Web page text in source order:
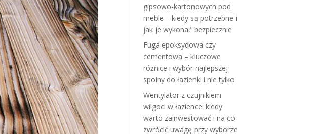
gipsowo-kartonowych pod
meble – kiedy są potrzebne i
jak je wykonać bezpiecznie
Fuga epoksydowa czy
cementowa – kluczowe
różnice i wybór najlepszej
spoiny do łazienki i nie tylko
Wentylator z czujnikiem
wilgoci w łazience: kiedy
warto zainwestować i na co
zwrócić uwagę przy wyborze